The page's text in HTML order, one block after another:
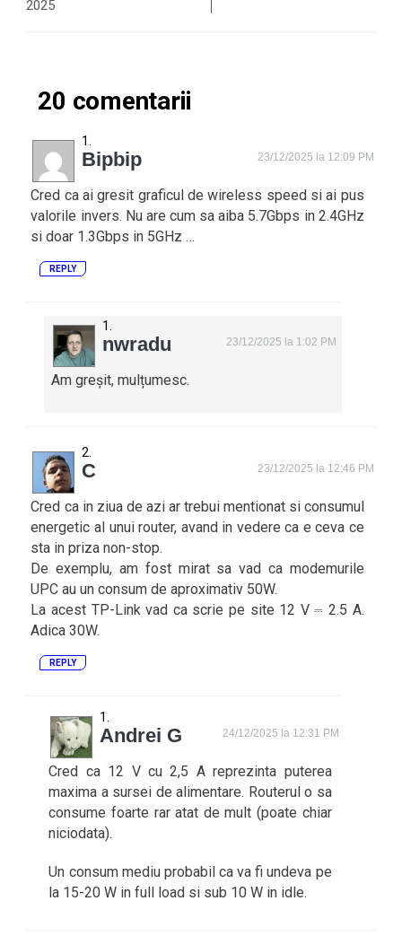
2025
20 comentarii
Bipbip 23/12/2025 la 12:09 PM
Cred ca ai gresit graficul de wireless speed si ai pus
valorile invers. Nu are cum sa aiba 5.7Gbps in 2.4GHz
si doar 1.3Gbps in 5GHz …
REPLY
nwradu 23/12/2025 la 1:02 PM
Am greșit, mulțumesc.
C 23/12/2025 la 12:46 PM
Cred ca in ziua de azi ar trebui mentionat si consumul
energetic al unui router, avand in vedere ca e ceva ce
sta in priza non-stop.
De exemplu, am fost mirat sa vad ca modemurile
UPC au un consum de aproximativ 50W.
La acest TP-Link vad ca scrie pe site 12 V ⎓ 2.5 A.
Adica 30W.
REPLY
Andrei G 24/12/2025 la 12:31 PM
Cred ca 12 V cu 2,5 A reprezinta puterea
maxima a sursei de alimentare. Routerul o sa
consume foarte rar atat de mult (poate chiar
niciodata).
Un consum mediu probabil ca va fi undeva pe
la 15-20 W in full load si sub 10 W in idle.